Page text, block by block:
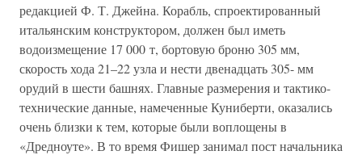
редакцией Ф. Т. Джейна. Корабль, спроектированный
итальянским конструктором, должен был иметь
водоизмещение 17 000 т, бортовую броню 305 мм,
скорость хода 21–22 узла и нести двенадцать 305- мм
орудий в шести башнях. Главные размерения и тактико-
технические данные, намеченные Куниберти, оказались
очень близки к тем, которые были воплощены в
«Дредноуте». В то время Фишер занимал пост начальника